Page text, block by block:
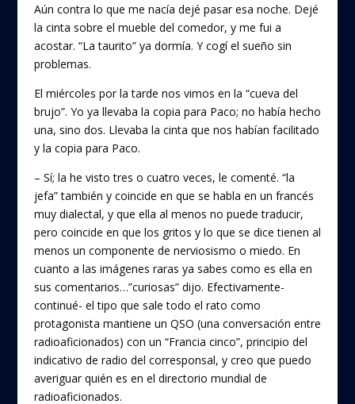
Aún contra lo que me nacía dejé pasar esa noche. Dejé
la cinta sobre el mueble del comedor, y me fui a
acostar. “La taurito” ya dormía. Y cogí el sueño sin
problemas.
El miércoles por la tarde nos vimos en la “cueva del
brujo”. Yo ya llevaba la copia para Paco; no había hecho
una, sino dos. Llevaba la cinta que nos habían facilitado
y la copia para Paco.
– Sí; la he visto tres o cuatro veces, le comenté. “la
jefa” también y coincide en que se habla en un francés
muy dialectal, y que ella al menos no puede traducir,
pero coincide en que los gritos y lo que se dice tienen al
menos un componente de nerviosismo o miedo. En
cuanto a las imágenes raras ya sabes como es ella en
sus comentarios…”curiosas” dijo. Efectivamente-
continué- el tipo que sale todo el rato como
protagonista mantiene un QSO (una conversación entre
radioaficionados) con un “Francia cinco”, principio del
indicativo de radio del corresponsal, y creo que puedo
averiguar quién es en el directorio mundial de
radioaficionados.